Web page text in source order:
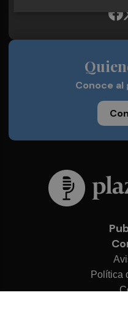
Conoce
Política